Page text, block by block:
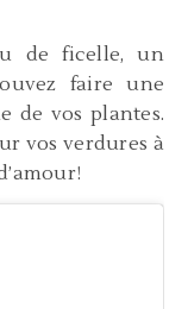
de ficelle, un
faire une
de vos plantes.
vos verdures à